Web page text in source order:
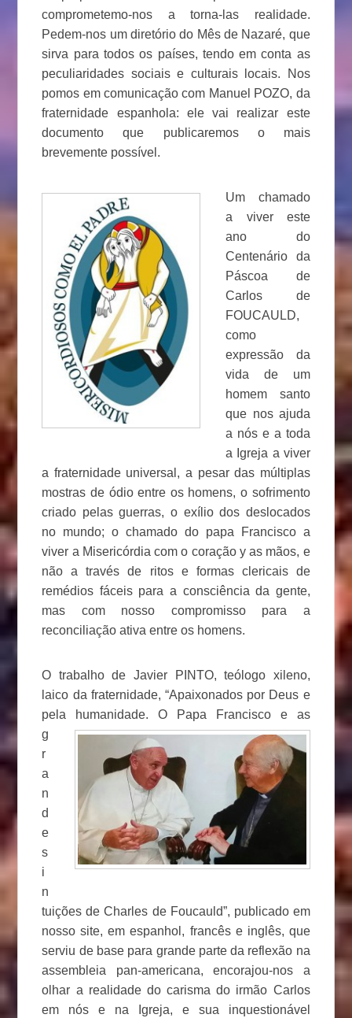
comprometemo-nos a torna-las realidade.
Pedem-nos um diretório do Mês de Nazaré, que
sirva para todos os países, tendo em conta as
peculiaridades sociais e culturais locais. Nos
pomos em comunicação com Manuel POZO, da
fraternidade espanhola: ele vai realizar este
documento que publicaremos o mais
brevemente possível.
Um chamado
a viver este
ano do
Centenário da
Páscoa de
Carlos de
FOUCAULD,
como
expressão da
vida de um
homem santo
que nos ajuda
a nós e a toda
a Igreja a viver
a fraternidade universal, a pesar das múltiplas
mostras de ódio entre os homens, o sofrimento
criado pelas guerras, o exílio dos deslocados
no mundo; o chamado do papa Francisco a
viver a Misericórdia com o coração y as mãos, e
não a través de ritos e formas clericais de
remédios fáceis para a consciência da gente,
mas com nosso compromisso para a
reconciliação ativa entre os homens.
O trabalho de Javier PINTO, teólogo xileno,
laico da fraternidade, “Apaixonados por Deus e
pela
humanidade. O Papa Francisco e as
g
r
a
n
d
e
s
i
n
tuições de Charles de Foucauld”, publicado em
nosso site, em espanhol, francês e inglês, que
serviu de base para grande parte da reflexão na
assembleia pan-americana, encorajou-nos a
olhar a realidade do carisma do irmão Carlos
em nós e na Igreja, e sua inquestionável